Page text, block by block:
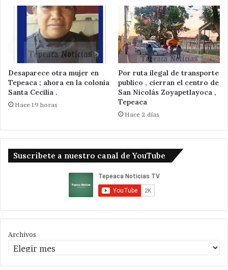
Desaparece otra mujer en
Tepeaca ; ahora en la colonia
Santa Cecilia .
Hace 19 horas
Por ruta ilegal de transporte
publico , cierran el centro de
San Nicolás Zoyapetlayoca ,
Tepeaca
Hace 2 días
Suscribete a nuestro canal de YouTube
Archivos